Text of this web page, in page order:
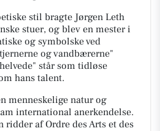
stil bragte Jørgen Leth
stuer, og blev en mester i
og symbolske ved
og vandbærerne"
står som tidløse
hans talent.
menneskelige natur og
international anerkendelse.
ridder af Ordre des Arts et des